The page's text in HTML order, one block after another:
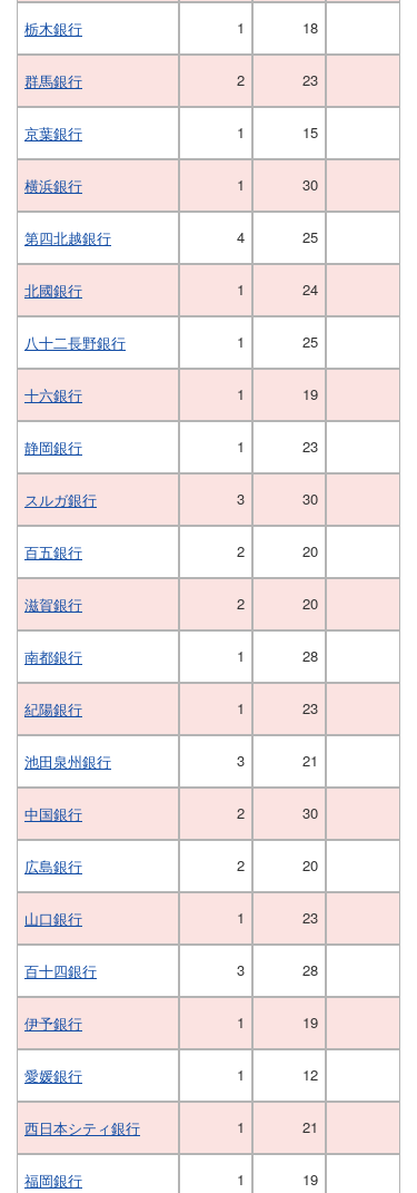
栃木銀行 1 18
群馬銀行 2 23
京葉銀行 1 15
横浜銀行 1 30
第四北越銀行 4 25
北國銀行 1 24
八十二長野銀行 1 25
十六銀行 1 19
静岡銀行 1 23
スルガ銀行 3 30
百五銀行 2 20
滋賀銀行 2 20
南都銀行 1 28
紀陽銀行 1 23
池田泉州銀行 3 21
中国銀行 2 30
広島銀行 2 20
山口銀行 1 23
百十四銀行 3 28
伊予銀行 1 19
愛媛銀行 1 12
西日本シティ銀行 1 21
福岡銀行 1 19